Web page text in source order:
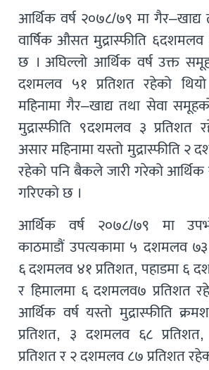
आर्थिक वर्ष २०७८/७९ मा
वार्षिक औसत मुद्रास्फीति ६दशमलव
छ । अघिल्लो आर्थिक वर्ष उक्त
दशमलव ५१ प्रतिशत रहेको
महिनामा गैर–खाद्य तथा सेवा
मुद्रास्फीति ९दशमलव ३
असार महिनामा यस्तो मुद्रास्फीति २
रहेको पनि बैकले जारी गरेको
गरिएको छ ।
आर्थिक वर्ष २०७८/७९ मा
काठमाडौं उपत्यकामा ५ दशमलव ७३
६ दशमलव ४१ प्रतिशत, पहाडमा ६
र हिमालमा ६ दशमलव७ प्रतिशत
आर्थिक वर्ष यस्तो मुद्रास्फीति
प्रतिशत, ३ दशमलव ६८
प्रतिशत र २ दशमलव ८७ प्रतिशत